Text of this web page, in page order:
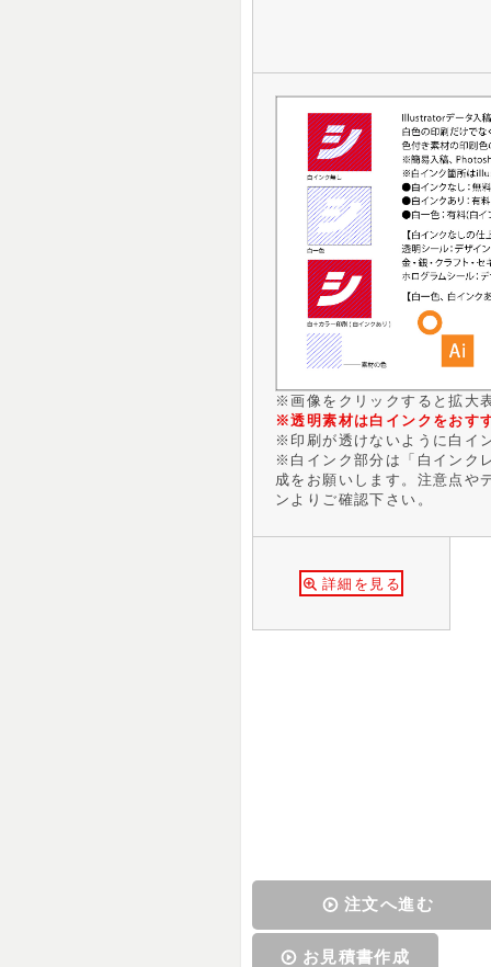
※画像をクリックすると拡大
※透明素材は白インクをおす
※印刷が透けないように白イ
※白インク部分は「白インク
成をお願いします。注意点や
ンよりご確認下さい。
詳細を見る
お見積書作成
注文へ進む